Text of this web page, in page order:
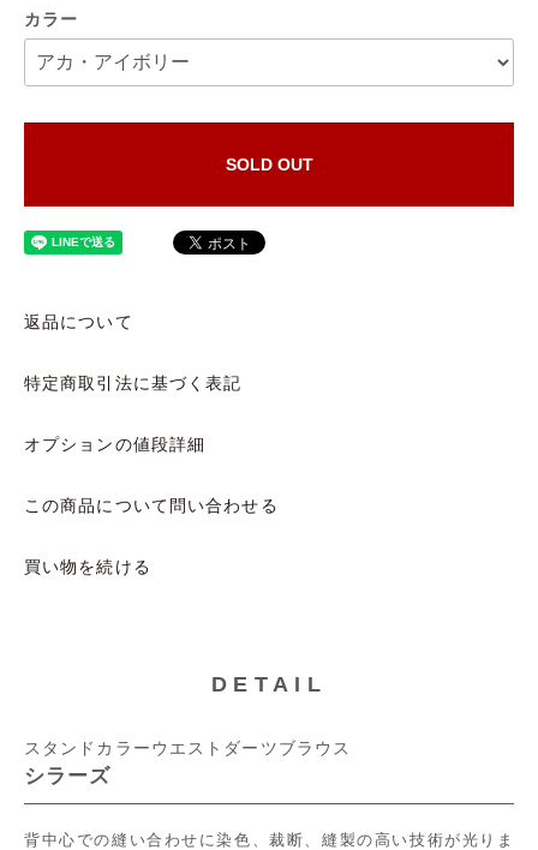
カラー
SOLD OUT
返品について
特定商取引法に基づく表記
オプションの値段詳細
この商品について問い合わせる
買い物を続ける
DETAIL
スタンドカラーウエストダーツブラウス
シラーズ
背中心での縫い合わせに染色、裁断、縫製の高い技術が光りま